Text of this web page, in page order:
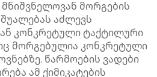
მორგების
აძლევს
კონკრეტული ტაქტილური
მორგებულია კონკრეტული
წარმოების ვადები
ამ ქიმიკატების